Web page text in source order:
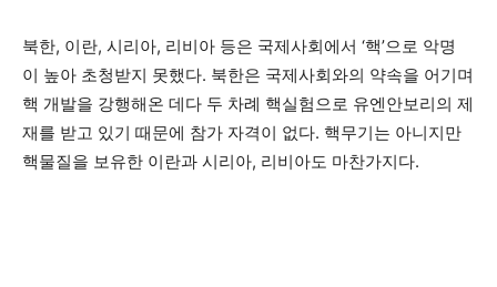
북한, 이란, 시리아, 리비아 등은 국제사회에서 ‘핵’으로 악명
이 높아 초청받지 못했다. 북한은 국제사회와의 약속을 어기며
핵 개발을 강행해온 데다 두 차례 핵실험으로 유엔안보리의 제
재를 받고 있기 때문에 참가 자격이 없다. 핵무기는 아니지만
핵물질을 보유한 이란과 시리아, 리비아도 마찬가지다.